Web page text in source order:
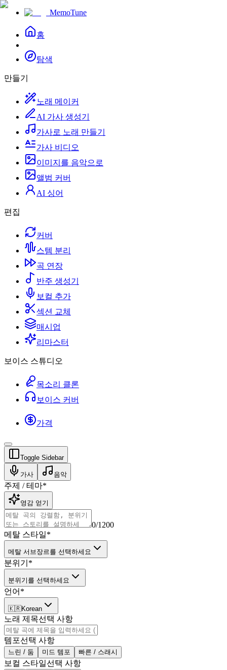
MemoTune
홈
탐색
만들기
노래 메이커
AI 가사 생성기
가사로 노래 만들기
가사 비디오
이미지를 음악으로
앨범 커버
AI 싱어
편집
커버
스템 분리
곡 연장
반주 생성기
보컬 추가
섹션 교체
매시업
리마스터
보이스 스튜디오
목소리 클론
보이스 커버
가격
Toggle Sidebar
가사 음악
주제 / 테마*
영감 얻기
0/1200
메탈 스타일*
메탈 서브장르를 선택하세요
분위기 *
분위기를 선택하세요
언어 *
🇰🇷Korean
노래 제목선택 사항
템포선택 사항
느린 / 둠 미드 템포 빠른 / 스래시
보컬 스타일선택 사항